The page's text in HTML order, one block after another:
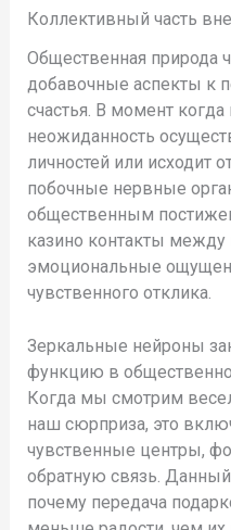
Коллективный часть
Общественная природа
добавочные аспекты к
счастья. В момент
неожиданность
личностей или исходит
побочные нервные
общественным
казино контакты
эмоциональные
чувственного отклика.
Зеркальные нейроны
функцию в
Когда мы смотрим
наш сюрприза, это
чувственные центры,
обратную связь.
почему передача